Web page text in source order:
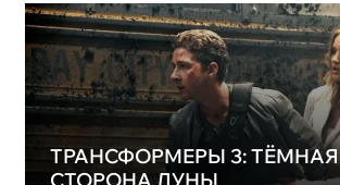
ТРАНСФОРМЕРЫ 3: ТЁМНАЯ